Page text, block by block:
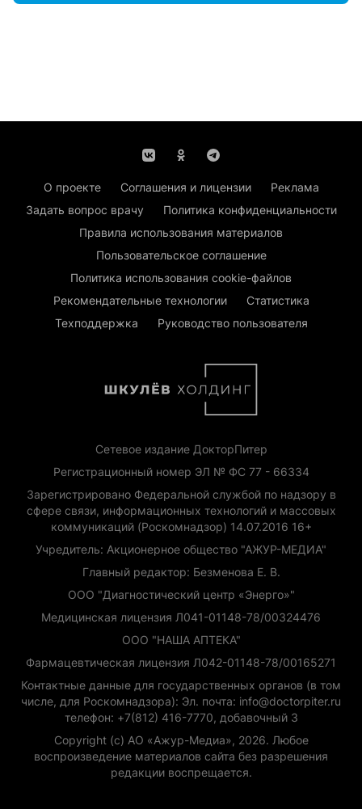
О проекте Соглашения и лицензии
Реклама
Задать вопрос врачу
Политика конфиденциальности
Правила использования материалов
Пользовательское соглашение
Политика использования cookie-файлов
Рекомендательные технологии
Статистика
Техподдержка
Руководство пользователя
Сетевое издание ДокторПитер
Регистрационный номер ЭЛ № ФС 77 - 66334
Зарегистрировано Федеральной службой по надзору в
сфере связи, информационных технологий и массовых
коммуникаций (Роскомнадзор) 14.07.2016 16+
Учредитель: Акционерное общество "АЖУР-МЕДИА"
Главный редактор: Безменова Е. В.
ООО "Диагностический центр «Энерго»"
Медицинская лицензия Л041-01148-78/00324476
ООО "НАША АПТЕКА"
Фармацевтическая лицензия Л042-01148-78/00165271
Контактные данные для государственных органов (в том
числе, для Роскомнадзора): Эл. почта: info@doctorpiter.ru
телефон: +7(812) 416-7770, добавочный 3
Copyright (с) АО «Ажур-Медиа», 2026. Любое
воспроизведение материалов сайта без разрешения
редакции воспрещается.